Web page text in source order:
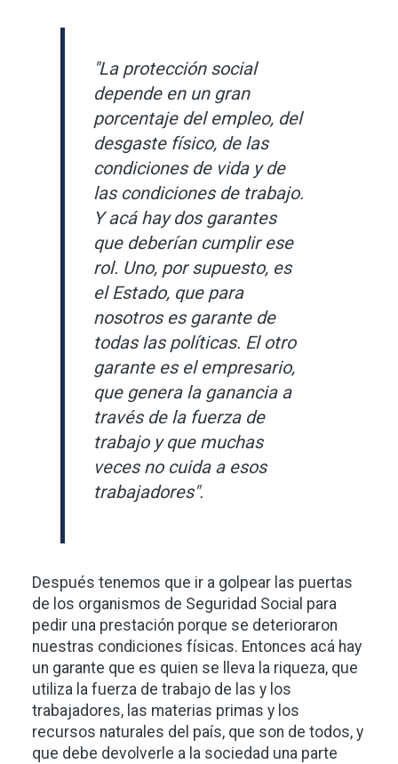
"La protección social
depende en un gran
porcentaje del empleo, del
desgaste físico, de las
condiciones de vida y de
las condiciones de trabajo.
Y acá hay dos garantes
que deberían cumplir ese
rol. Uno, por supuesto, es
el Estado, que para
nosotros es garante de
todas las políticas. El otro
garante es el empresario,
que genera la ganancia a
través de la fuerza de
trabajo y que muchas
veces no cuida a esos
trabajadores".
Después tenemos que ir a golpear las puertas
de los organismos de Seguridad Social para
pedir una prestación porque se deterioraron
nuestras condiciones físicas. Entonces acá hay
un garante que es quien se lleva la riqueza, que
utiliza la fuerza de trabajo de las y los
trabajadores, las materias primas y los
recursos naturales del país, que son de todos, y
que debe devolverle a la sociedad una parte